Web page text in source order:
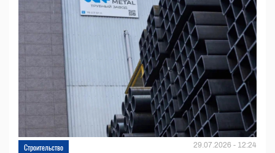
Строительство 29.07.2026 - 12:24